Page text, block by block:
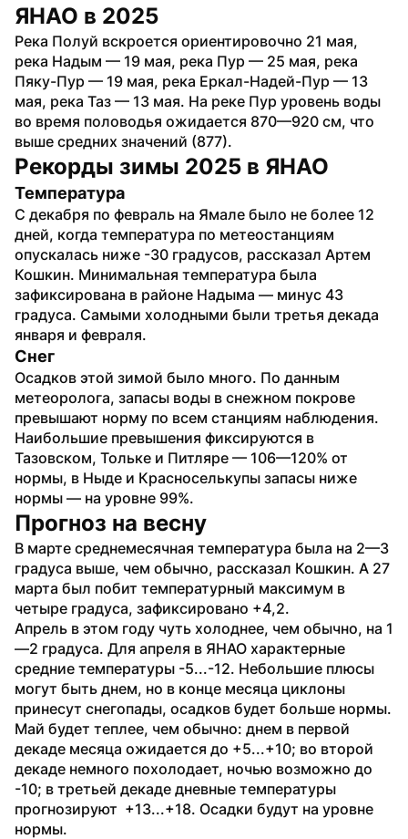
ЯНАО в 2025
Река Полуй вскроется ориентировочно 21 мая,
река Надым — 19 мая, река Пур — 25 мая, река
Пяку-Пур — 19 мая, река Еркал-Надей-Пур — 13
мая, река Таз — 13 мая. На реке Пур уровень воды
во время половодья ожидается 870—920 см, что
выше средних значений (877).
Рекорды зимы 2025 в ЯНАО
Температура
С декабря по февраль на Ямале было не более 12
дней, когда температура по метеостанциям
опускалась ниже -30 градусов, рассказал Артем
Кошкин. Минимальная температура была
зафиксирована в районе Надыма — минус 43
градуса. Самыми холодными были третья декада
января и февраля.
Снег
Осадков этой зимой было много. По данным
метеоролога, запасы воды в снежном покрове
превышают норму по всем станциям наблюдения.
Наибольшие превышения фиксируются в
Тазовском, Тольке и Питляре — 106—120% от
нормы, в Ныде и Красноселькупы запасы ниже
нормы — на уровне 99%.
Прогноз на весну
В марте среднемесячная температура была на 2—3
градуса выше, чем обычно, рассказал Кошкин. А 27
марта был побит температурный максимум в
четыре градуса, зафиксировано +4,2.
Апрель в этом году чуть холоднее, чем обычно, на 1
—2 градуса. Для апреля в ЯНАО характерные
средние температуры -5...-12. Небольшие плюсы
могут быть днем, но в конце месяца циклоны
принесут снегопады, осадков будет больше нормы.
Май будет теплее, чем обычно: днем в первой
декаде месяца ожидается до +5...+10; во второй
декаде немного похолодает, ночью возможно до
-10; в третьей декаде дневные температуры
прогнозируют  +13...+18. Осадки будут на уровне
нормы.